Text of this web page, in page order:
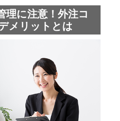
理に注意！外注コ
メリットとは